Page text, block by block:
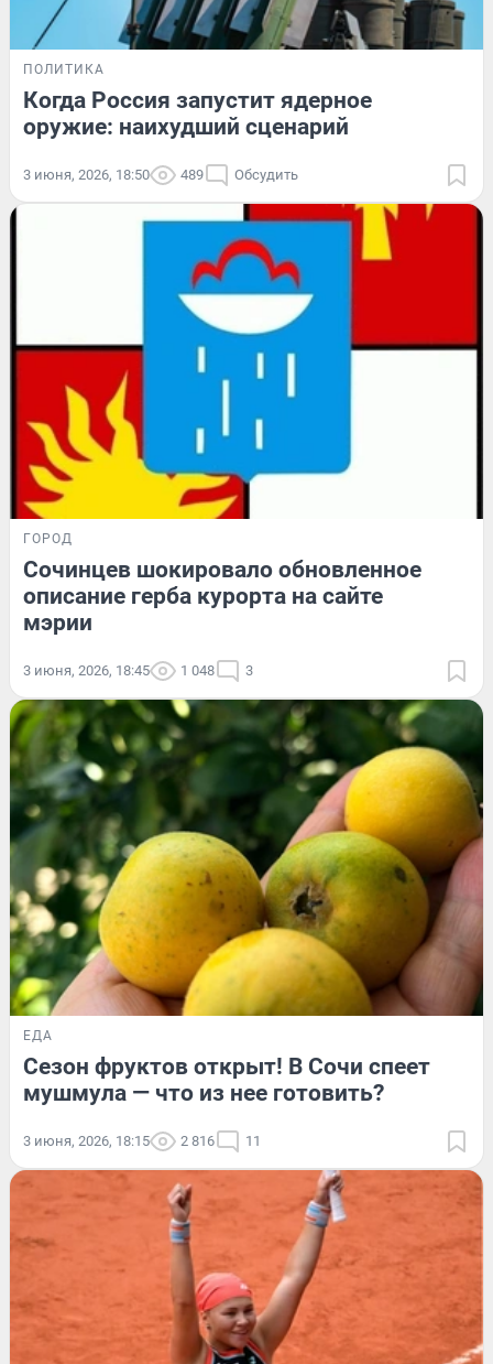
ПОЛИТИКА
Когда Россия запустит ядерное
оружие: наихудший сценарий
3 июня, 2026, 18:50 489 Обсудить
ГОРОД
Сочинцев шокировало обновленное
описание герба курорта на сайте
мэрии
3 июня, 2026, 18:45 1 048 3
ЕДА
Сезон фруктов открыт! В Сочи спеет
мушмула — что из нее готовить?
3 июня, 2026, 18:15 2 816 11